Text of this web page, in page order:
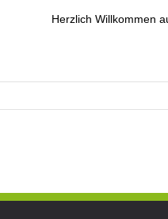
Herzlich Willkommen